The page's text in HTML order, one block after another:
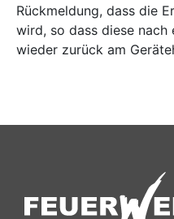
Rückmeldung, dass die
wird, so dass diese nach
wieder zurück am